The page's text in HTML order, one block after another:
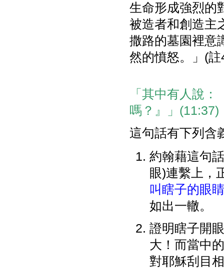
生命形成強烈的
被造者和創造主
撒路的墓園裡意
然的憤怒。」(註
「其中有人說
嗎？』」(11:37)
這句話有下列含
約翰藉這句
眼)連繫上，
叫瞎子的眼
如出一轍。
證明瞎子開
大！而當中
對耶穌刮目